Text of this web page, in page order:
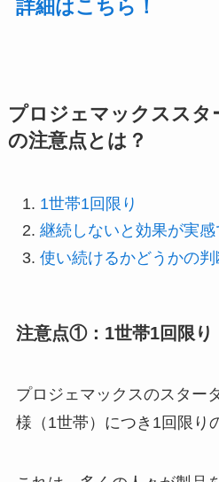
詳細はこちら！
プロジェマックススタ
の注意点とは？
1世帯1回限り
継続しないと効果が実
使い続けるかどうかの
注意点①：1世帯1回限り
プロジェマックスのスター
様（1世帯）につき1回限り